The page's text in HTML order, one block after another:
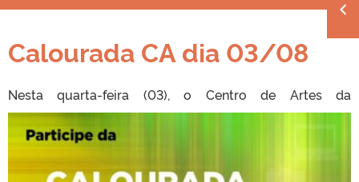
PORTARIAS
Calourada CA dia 03/08
Nesta quarta-feira (03), o Centro de Artes da